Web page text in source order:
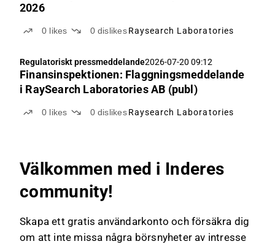
2026
0 likes 0 dislikes Raysearch Laboratories
Regulatoriskt pressmeddelande2026-07-20 09:12
Finansinspektionen: Flaggningsmeddelande
i RaySearch Laboratories AB (publ)
0 likes 0 dislikes Raysearch Laboratories
Välkommen med i Inderes
community!
Skapa ett gratis användarkonto och försäkra dig
om att inte missa några börsnyheter av intresse